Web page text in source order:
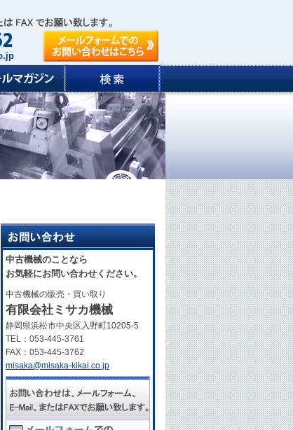
中古機械のことなら
お気軽にお問い合わせください。
中古機械の販売・買い取り
有限会社ミサカ機械
静岡県浜松市中央区入野町10205-5
TEL：053-445-3761
FAX：053-445-3762
misaka@misaka-kikai.co.jp